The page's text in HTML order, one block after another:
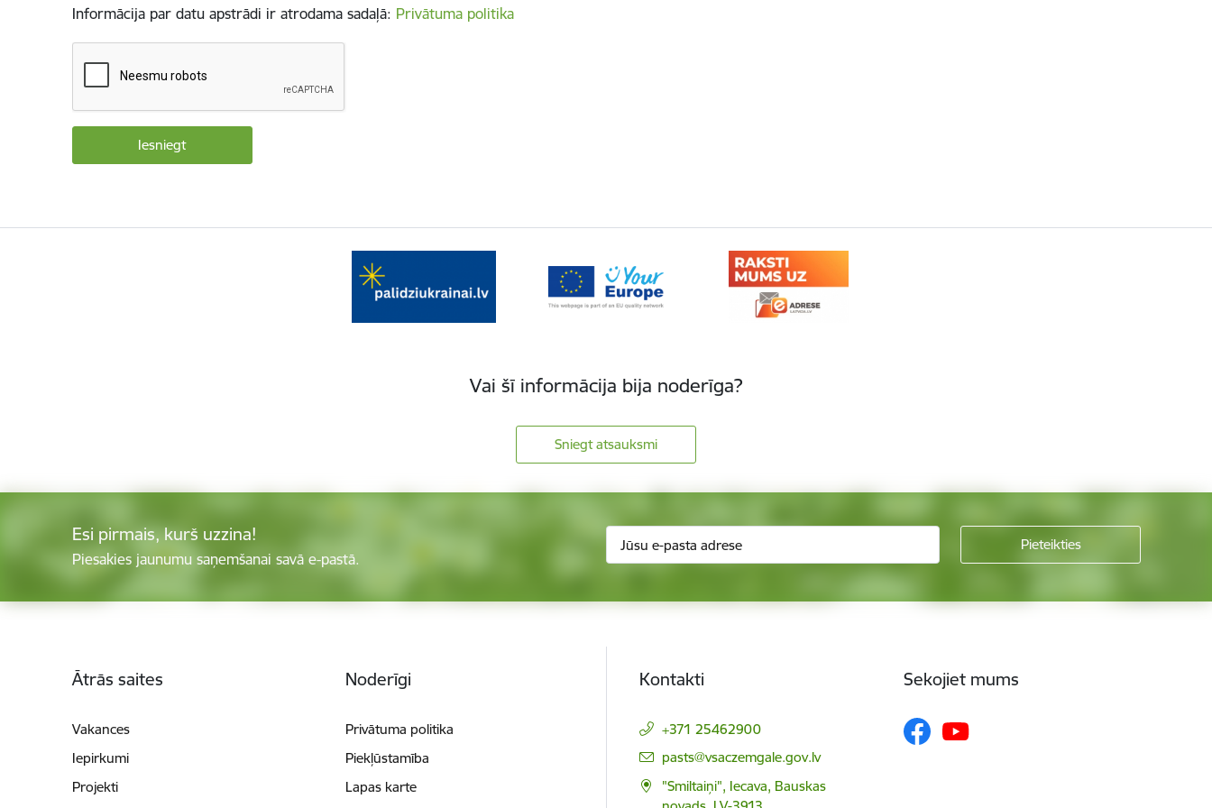
Informācija par datu apstrādi ir atrodama sadaļā: Privātuma politika
Vai šī informācija bija noderīga?
Sniegt atsauksmi
Esi pirmais, kurš uzzina!
Piesakies jaunumu saņemšanai savā e-pastā.
Ātrās saites
Vakances
Iepirkumi
Projekti
Noderīgi
Privātuma politika
Piekļūstamība
Lapas karte
Kontakti
+371 25462900
E-pasts:
pasts@vsaczemgale.gov.lv
"Smiltaiņi", Iecava, Bauskas
Sekojiet mums